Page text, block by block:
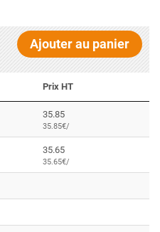
Ajouter au panier
Prix HT
35.85
35.85€/
35.65
35.65€/